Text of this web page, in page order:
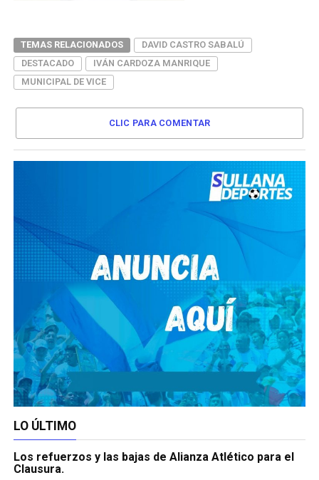
TEMAS RELACIONADOS
DAVID CASTRO SABALÚ
DESTACADO
IVÁN CARDOZA MANRIQUE
MUNICIPAL DE VICE
CLIC PARA COMENTAR
LO ÚLTIMO
Los refuerzos y las bajas de Alianza Atlético para el
Clausura.